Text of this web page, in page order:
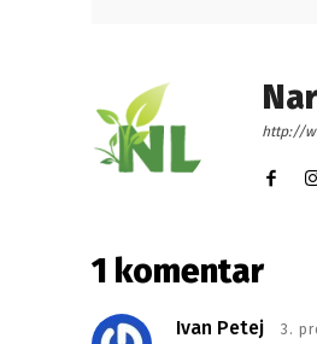
http://
1 komentar
Ivan Petej 3.